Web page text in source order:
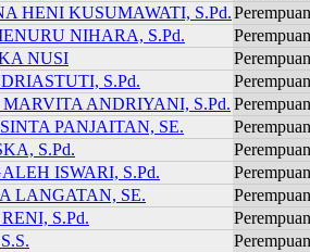
HENI KUSUMAWATI, S.Pd.Perempuan
NIHARA, S.Pd.
Perempuan
NUSI
Perempuan
S.Pd.
Perempuan
ANDRIYANI, S.Pd. Perempuan
PANJAITAN, SE.
Perempuan
S.Pd.
Perempuan
ISWARI, S.Pd.
Perempuan
LANGATAN, SE.
Perempuan
S.Pd.
Perempuan
Perempuan